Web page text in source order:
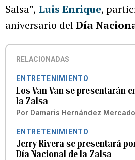
Salsa”, Luis Enrique,
aniversario delDía
RELACIONADAS
ENTRETENIMIENTO
Los Van Van se presentarán
la Zalsa
Por Damaris Hernández Mercado
ENTRETENIMIENTO
Jerry Rivera se presentará
Día Nacional de la Zalsa